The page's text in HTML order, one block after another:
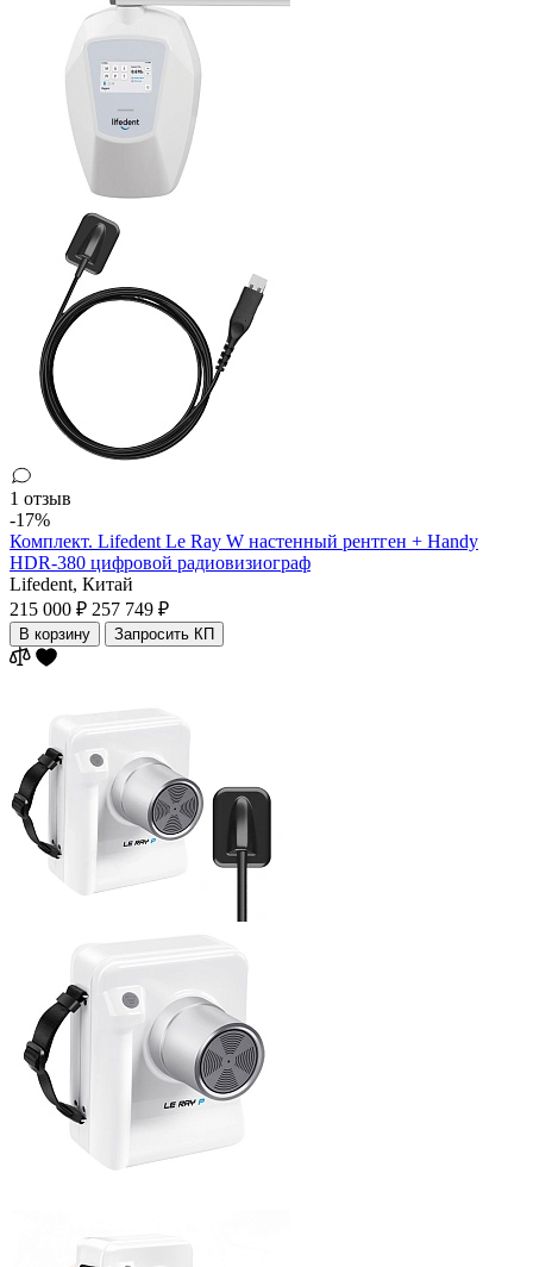
1 отзыв
-17%
Комплект. Lifedent Le Ray W настенный рентген + Handy
HDR-380 цифровой радиовизиограф
Lifedent, Китай
215 000 ₽ 257 749 ₽
В корзину Запросить КП